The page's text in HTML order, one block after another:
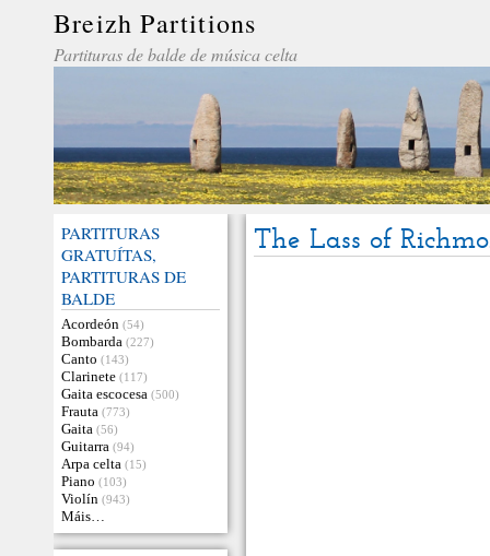
Breizh Partitions
Partituras de balde de música celta
PARTITURAS
GRATUÍTAS,
PARTITURAS DE
BALDE
Acordeón (54)
Bombarda (227)
Canto (143)
Clarinete (117)
Gaita escocesa (500)
Frauta (773)
Gaita (56)
Guitarra (94)
Arpa celta (15)
Piano (103)
Violín (943)
Máis…
The Lass of